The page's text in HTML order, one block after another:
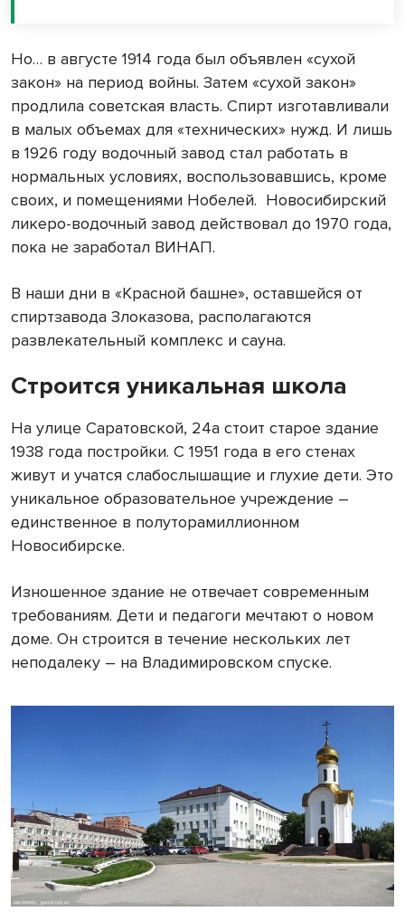
Но… в августе 1914 года был объявлен «сухой
закон» на период войны. Затем «сухой закон»
продлила советская власть. Спирт изготавливали
в малых объемах для «технических» нужд. И лишь
в 1926 году водочный завод стал работать в
нормальных условиях, воспользовавшись, кроме
своих, и помещениями Нобелей. Новосибирский
ликеро-водочный завод действовал до 1970 года,
пока не заработал ВИНАП.
В наши дни в «Красной башне», оставшейся от
спиртзавода Злоказова, располагаются
развлекательный комплекс и сауна.
Строится уникальная школа
На улице Саратовской, 24а стоит старое здание
1938 года постройки. С 1951 года в его стенах
живут и учатся слабослышащие и глухие дети. Это
уникальное образовательное учреждение –
единственное в полуторамиллионном
Новосибирске.
Изношенное здание не отвечает современным
требованиям. Дети и педагоги мечтают о новом
доме. Он строится в течение нескольких лет
неподалеку – на Владимировском спуске.